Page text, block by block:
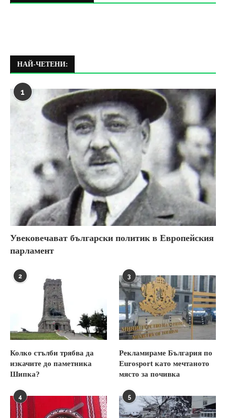
НАЙ-ЧЕТЕНИ:
1
Увековечават български политик в Европейския
парламент
2
Колко стълби трябва да
изкачите до паметника
Шипка?
3
Рекламираме България по
Eurosport като мечтаното
място за почивка
4 5